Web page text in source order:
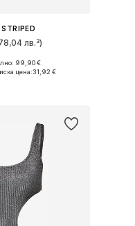
лв.³)
80, 90
99,90 €
цена:31,92 €